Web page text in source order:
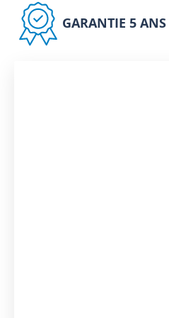
GARANTIE 5 ANS